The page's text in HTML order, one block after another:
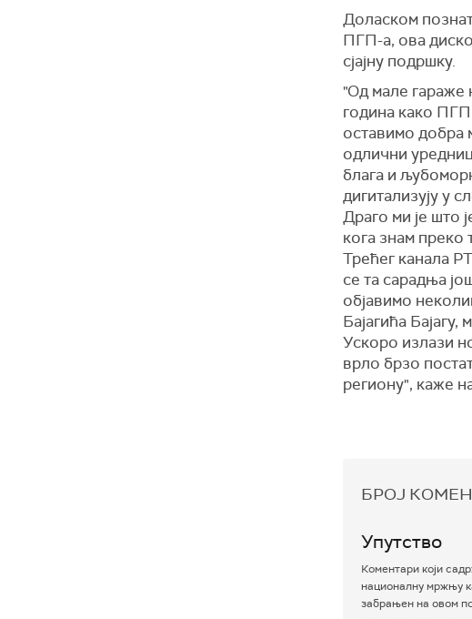
Доласком
ПГП-а, ова
сјајну подршку.
"Од мале гараже
година како ПГП
оставимо добра
одлични
блага и
дигитализују у
Драго ми је што
кога знам преко
Трећег канала
се та сарадња
објавимо
Бајагића
Ускоро излази
врло брзо
региону", каже
БРОЈ
Упутство
Коментари који
националну мржњу
забрањен на овом